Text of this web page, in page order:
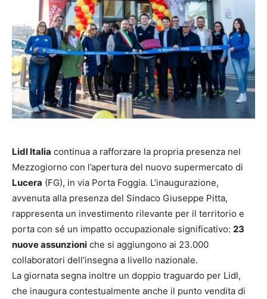
Lidl Italia continua a rafforzare la propria presenza nel
Mezzogiorno con l’apertura del nuovo supermercato di
Lucera (FG), in via Porta Foggia. L’inaugurazione,
avvenuta alla presenza del Sindaco Giuseppe Pitta,
rappresenta un investimento rilevante per il territorio e
porta con sé un impatto occupazionale significativo: 23
nuove assunzioni che si aggiungono ai 23.000
collaboratori dell’insegna a livello nazionale.
La giornata segna inoltre un doppio traguardo per Lidl,
che inaugura contestualmente anche il punto vendita di